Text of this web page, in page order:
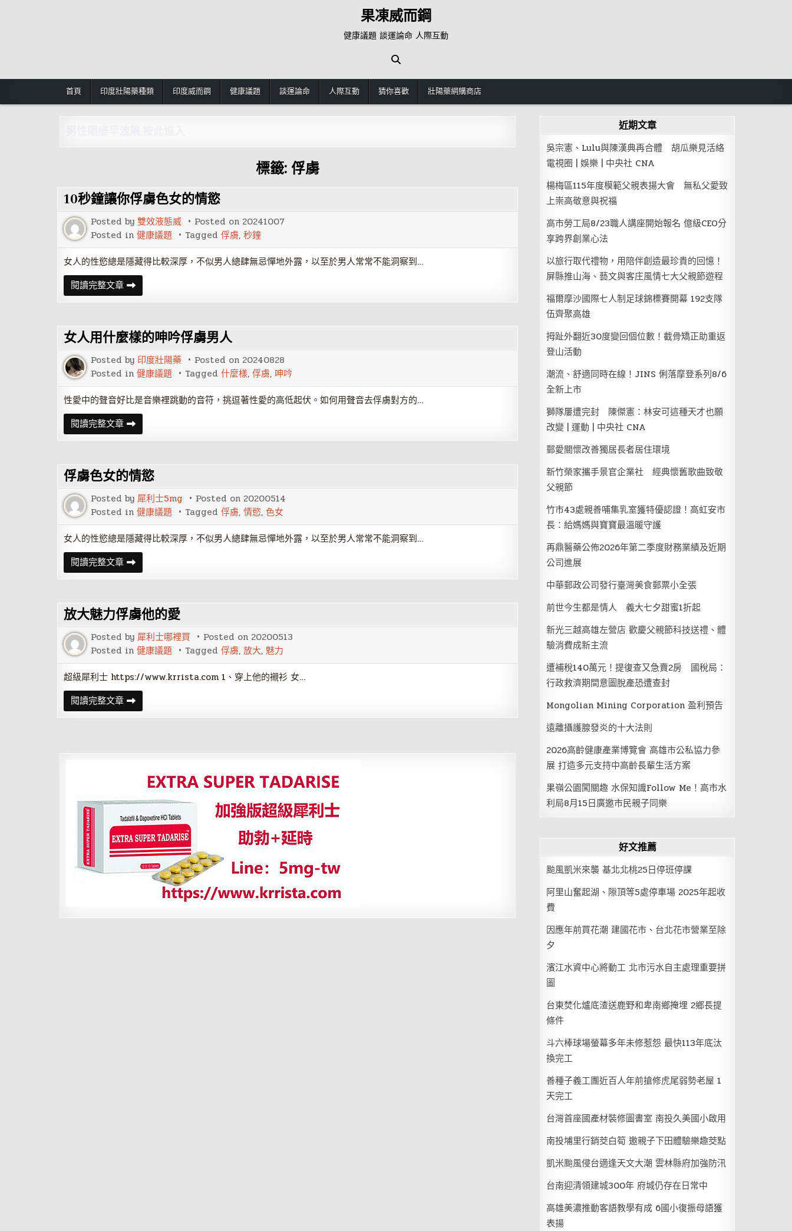
果凍威而鋼
健康議題 談運論命 人際互動
首頁 印度壯陽藥種類 印度威而鋼 健康議題 談運論命 人際互動 猜你喜歡 壯陽藥網購商店
標籤: 俘虜
10秒鐘讓你俘虜色女的情慾
Posted by 雙效液態威 Posted on 20241007
Posted in 健康議題 Tagged 俘虜, 秒鐘
女人的性慾總是隱藏得比較深厚，不似男人總肆無忌憚地外露，以至於男人常常不能洞察到…
閱讀完整文章10
秒
鐘
俘
虜
色
女
的
情
女人用什麼樣的呻吟俘虜男人
Posted by 印度壯陽藥 Posted on 20240828
Posted in 健康議題 Tagged 什麼樣, 俘虜, 呻吟
性愛中的聲音好比是音樂裡跳動的音符，挑逗著性愛的高低起伏。如何用聲音去俘虜對方的…
閱讀完整文章女
人
用
樣
的
呻
吟
俘
虜
人
俘虜色女的情慾
Posted by 犀利士5mg Posted on 20200514
Posted in 健康議題 Tagged 俘虜, 情慾, 色女
女人的性慾總是隱藏得比較深厚，不似男人總肆無忌憚地外露，以至於男人常常不能洞察到…
閱讀完整文章俘
虜
色
情
慾
放大魅力俘虜他的愛
Posted by 犀利士哪裡買 Posted on 20200513
Posted in 健康議題 Tagged 俘虜, 放大, 魅力
超級犀利士 https://www.krrista.com 1、穿上他的襯衫 女…
閱讀完整文章放
大
魅
他
近期文章
吳宗憲、Lulu與陳漢典再合體 胡瓜樂見活絡
電視圈 | 娛樂 | 中央社 CNA
楊梅區115年度模範父親表揚大會 無私父愛致
上崇高敬意與祝福
高市勞工局8/23職人講座開始報名 億級CEO分
享跨界創業心法
以旅行取代禮物，用陪伴創造最珍貴的回憶！
屏縣推山海、藝文與客庄風情七大父親節遊程
福爾摩沙國際七人制足球錦標賽開幕 192支隊
伍齊聚高雄
拇趾外翻近30度變回個位數！截骨矯正助重返
登山活動
潮流、舒適同時在線！JINS 俐落摩登系列8/6
全新上市
獅隊屢遭完封 陳傑憲：林安可這種天才也願
改變 | 運動 | 中央社 CNA
郵愛關懷改善獨居長者居住環境
新竹榮家攜手景官企業社 經典懷舊歌曲致敬
父親節
竹市43處親善哺集乳室獲特優認證！高虹安市
長：給媽媽與寶寶最溫暖守護
再鼎醫藥公佈2026年第二季度財務業績及近期
公司進展
中華郵政公司發行臺灣美食郵票小全張
前世今生都是情人 義大七夕甜蜜1折起
新光三越高雄左營店 歡慶父親節科技送禮、體
驗消費成新主流
遭補稅140萬元！提復查又急賣2房 國稅局：
行政救濟期間意圖脫產恐遭查封
Mongolian Mining Corporation 盈利預告
遠離攝護腺發炎的十大法則
2026高齡健康產業博覽會 高雄市公私協力參
展 打造多元支持中高齡長輩生活方案
果嶺公園闖關趣 水保知識Follow Me！高市水
利局8月15日廣邀市民親子同樂
好文推薦
颱風凱米來襲 基北北桃25日停班停課
阿里山奮起湖、隙頂等5處停車場 2025年起收
費
因應年前買花潮 建國花市、台北花市營業至除
夕
濱江水資中心將動工 北市污水自主處理重要拼
圖
台東焚化爐底渣送鹿野和卑南鄉掩埋 2鄉長提
條件
斗六棒球場螢幕多年未修惹怨 最快113年底汰
換完工
善種子義工團近百人年前搶修虎尾弱勢老屋 1
天完工
台灣首座國產材裝修圖書室 南投久美國小啟用
南投埔里行銷茭白筍 邀親子下田體驗樂趣茭點
凱米颱風侵台適逢天文大潮 雲林縣府加強防汛
台南迎清領建城300年 府城仍存在日常中
高雄美濃推動客語教學有成 6國小復振母語獲
表揚